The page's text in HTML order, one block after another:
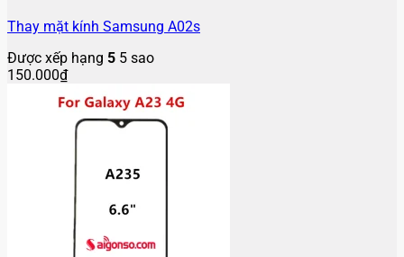
Thay mặt kính Samsung A02s
Được xếp hạng 5 5 sao
150.000₫